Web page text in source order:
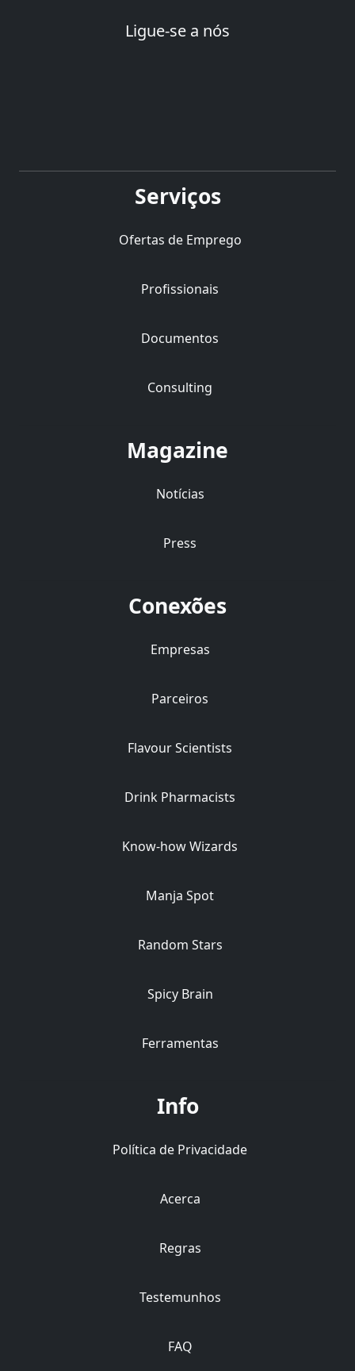
Ligue-se a nós
Serviços
Ofertas de Emprego
Profissionais
Documentos
Consulting
Magazine
Notícias
Press
Conexões
Empresas
Parceiros
Flavour Scientists
Drink Pharmacists
Know-how Wizards
Manja Spot
Random Stars
Spicy Brain
Ferramentas
Info
Política de Privacidade
Acerca
Regras
Testemunhos
FAQ